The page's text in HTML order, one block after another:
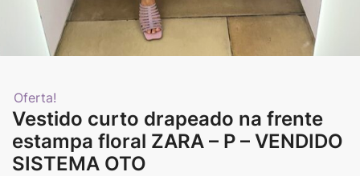
Oferta!
Vestido curto drapeado na frente
estampa floral ZARA – P – VENDIDO
SISTEMA OTO